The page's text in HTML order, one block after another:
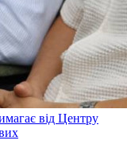
від Центру